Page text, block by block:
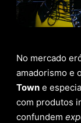
No mercado
amadorismo e
Town e
com produtos
confundem